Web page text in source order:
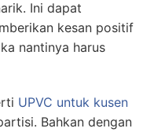
Ini dapat
kesan positif
nantinya harus
UPVC untuk kusen
Bahkan dengan